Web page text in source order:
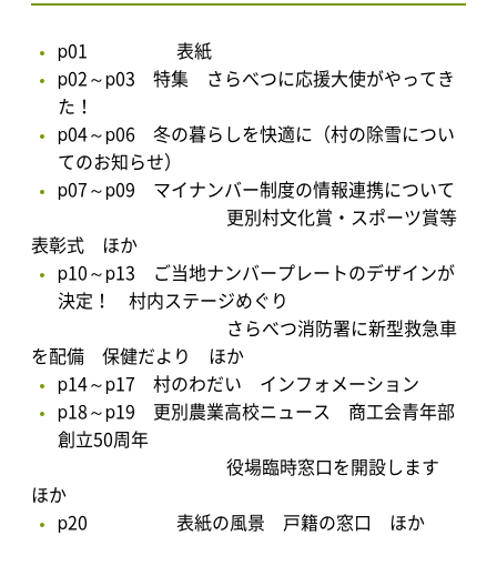
p01 表紙
p02～p03 特集 さらべつに応援大使がやってき
た！
p04～p06 冬の暮らしを快適に（村の除雪につい
てのお知らせ）
p07～p09 マイナンバー制度の情報連携について
更別村文化賞・スポーツ賞等
表彰式 ほか
p10～p13 ご当地ナンバープレートのデザインが
決定！ 村内ステージめぐり
さらべつ消防署に新型救急車
を配備 保健だより ほか
p14～p17 村のわだい インフォメーション
p18～p19 更別農業高校ニュース 商工会青年部
創立50周年
役場臨時窓口を開設します
ほか
p20 表紙の風景 戸籍の窓口 ほか